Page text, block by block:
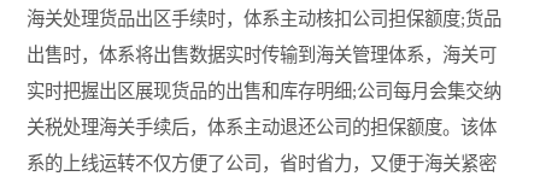
海关处理货品出区手续时，体系主动核扣公司担保额度;货品
出售时，体系将出售数据实时传输到海关管理体系，海关可
实时把握出区展现货品的出售和库存明细;公司每月会集交纳
关税处理海关手续后，体系主动退还公司的担保额度。该体
系的上线运转不仅方便了公司，省时省力，又便于海关紧密